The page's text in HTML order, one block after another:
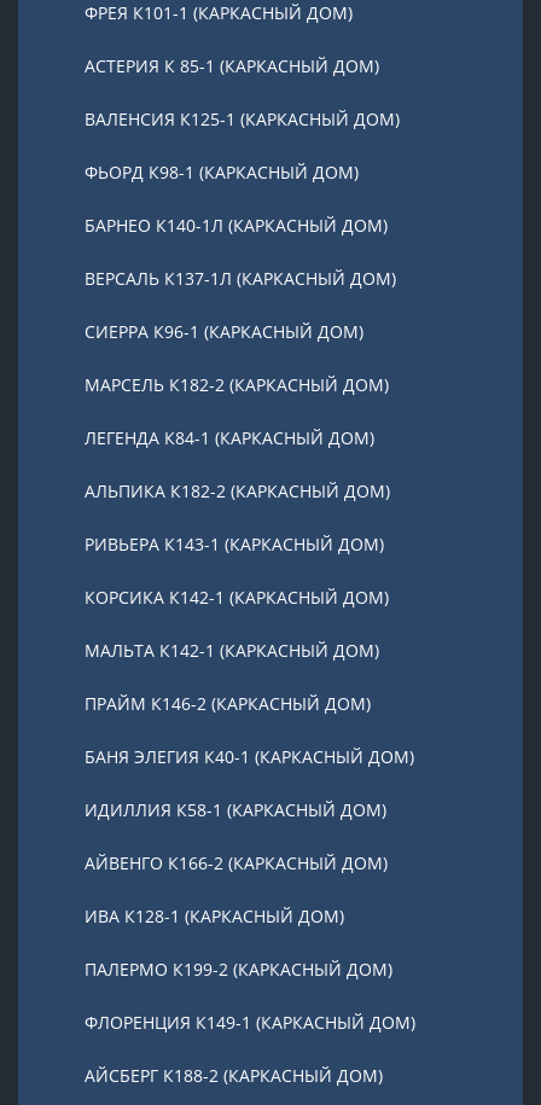
ФРЕЯ К101-1 (КАРКАСНЫЙ ДОМ)
АСТЕРИЯ К 85-1 (КАРКАСНЫЙ ДОМ)
ВАЛЕНСИЯ К125-1 (КАРКАСНЫЙ ДОМ)
ФЬОРД К98-1 (КАРКАСНЫЙ ДОМ)
БАРНЕО К140-1Л (КАРКАСНЫЙ ДОМ)
ВЕРСАЛЬ К137-1Л (КАРКАСНЫЙ ДОМ)
СИЕРРА К96-1 (КАРКАСНЫЙ ДОМ)
МАРСЕЛЬ К182-2 (КАРКАСНЫЙ ДОМ)
ЛЕГЕНДА К84-1 (КАРКАСНЫЙ ДОМ)
АЛЬПИКА К182-2 (КАРКАСНЫЙ ДОМ)
РИВЬЕРА К143-1 (КАРКАСНЫЙ ДОМ)
КОРСИКА К142-1 (КАРКАСНЫЙ ДОМ)
МАЛЬТА К142-1 (КАРКАСНЫЙ ДОМ)
ПРАЙМ К146-2 (КАРКАСНЫЙ ДОМ)
БАНЯ ЭЛЕГИЯ К40-1 (КАРКАСНЫЙ ДОМ)
ИДИЛЛИЯ К58-1 (КАРКАСНЫЙ ДОМ)
АЙВЕНГО К166-2 (КАРКАСНЫЙ ДОМ)
ИВА К128-1 (КАРКАСНЫЙ ДОМ)
ПАЛЕРМО К199-2 (КАРКАСНЫЙ ДОМ)
ФЛОРЕНЦИЯ К149-1 (КАРКАСНЫЙ ДОМ)
АЙСБЕРГ К188-2 (КАРКАСНЫЙ ДОМ)